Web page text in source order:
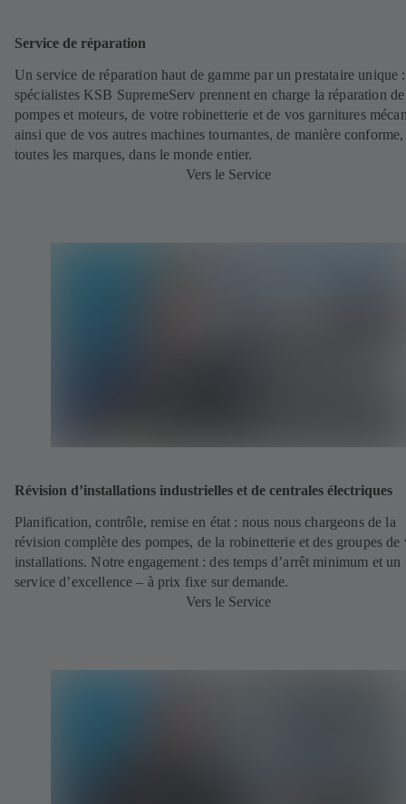
Service de réparation
Un service de réparation haut de gamme par un prestataire unique
spécialistes KSB SupremeServ prennent en charge la réparation
pompes et moteurs, de votre robinetterie et de vos garnitures
ainsi que de vos autres machines tournantes, de manière
toutes les marques, dans le monde entier.
Vers le Service
Révision d’installations industrielles et de centrales électriques
Planification, contrôle, remise en état : nous nous chargeons de la
révision complète des pompes, de la robinetterie et des groupes de
installations. Notre engagement : des temps d’arrêt minimum et un
service d’excellence – à prix fixe sur demande.
Vers le Service